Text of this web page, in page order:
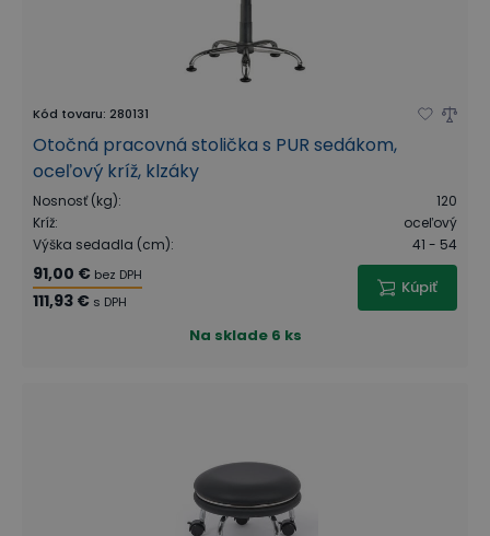
Kód tovaru: 280131
Otočná pracovná stolička s PUR sedákom,
oceľový kríž, klzáky
Nosnosť (kg):
120
Kríž:
oceľový
Výška sedadla (cm): 41 - 54
91,00 € bez DPH
111,93 € s DPH
Kúpiť
Na sklade 6 ks